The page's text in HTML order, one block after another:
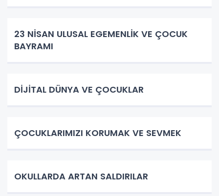
23 NİSAN ULUSAL EGEMENLİK VE ÇOCUK
BAYRAMI
DİJİTAL DÜNYA VE ÇOCUKLAR
ÇOCUKLARIMIZI KORUMAK VE SEVMEK
OKULLARDA ARTAN SALDIRILAR